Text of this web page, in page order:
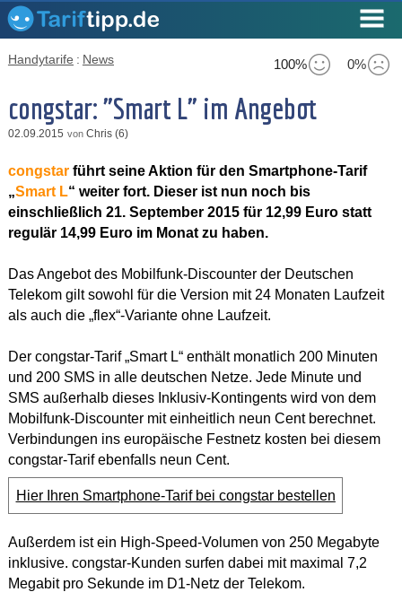
100% 0%
Handytarife : News
congstar: "Smart L" im Angebot
02.09.2015 von Chris (6)
congstarführt seine Aktion für den Smartphone-Tarif
„Smart L“ weiter fort. Dieser ist nun noch bis
einschließlich 21. September 2015 für 12,99 Euro statt
regulär 14,99 Euro im Monat zu haben.
Das Angebot des Mobilfunk-Discounter der Deutschen
Telekom gilt sowohl für die Version mit 24 Monaten Laufzeit
als auch die „flex“-Variante ohne Laufzeit.
Der congstar-Tarif „Smart L“ enthält monatlich 200 Minuten
und 200 SMS in alle deutschen Netze. Jede Minute und
SMS außerhalb dieses Inklusiv-Kontingents wird von dem
Mobilfunk-Discounter mit einheitlich neun Cent berechnet.
Verbindungen ins europäische Festnetz kosten bei diesem
congstar-Tarif ebenfalls neun Cent.
Hier Ihren Smartphone-Tarif bei congstar bestellen
Außerdem ist ein High-Speed-Volumen von 250 Megabyte
inklusive. congstar-Kunden surfen dabei mit maximal 7,2
Megabit pro Sekunde im D1-Netz der Telekom.